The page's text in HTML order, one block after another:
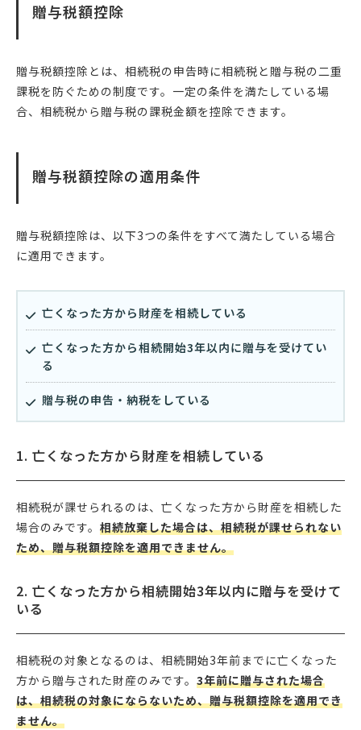
贈与税額控除
贈与税額控除とは、相続税の申告時に相続税と贈与税の二重
課税を防ぐための制度です。一定の条件を満たしている場
合、相続税から贈与税の課税金額を控除できます。
贈与税額控除の適用条件
贈与税額控除は、以下3つの条件をすべて満たしている場合
に適用できます。
亡くなった方から財産を相続している
亡くなった方から相続開始3年以内に贈与を受けてい
る
贈与税の申告・納税をしている
1. 亡くなった方から財産を相続している
相続税が課せられるのは、亡くなった方から財産を相続した
場合のみです。 相続放棄した場合は、相続税が課せられない
ため、贈与税額控除を適用できません。
2. 亡くなった方から相続開始3年以内に贈与を受けて
いる
相続税の対象となるのは、相続開始3年前までに亡くなった
方から贈与された財産のみです。 3年前に贈与された場合
は、相続税の対象にならないため、贈与税額控除を適用でき
ません。